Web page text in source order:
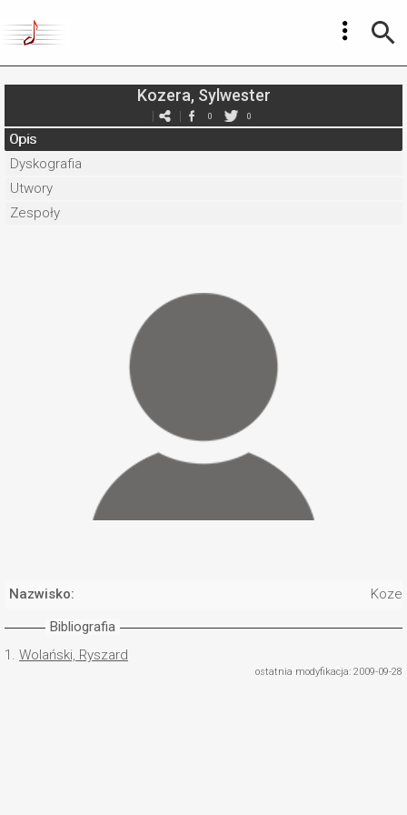
Kozera, Sylwester
0 0
Opis
Dyskografia
Utwory
Zespoły
Nazwisko:
Bibliografia
1. Wolański, Ryszard
ostatnia modyfikacja: 2009-09-28